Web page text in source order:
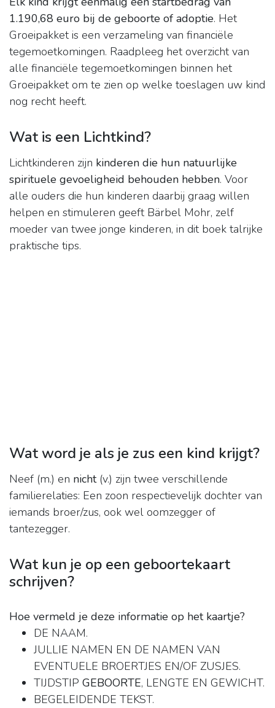
1.190,68 euro bij de geboorte of adoptie. Het
Groeipakket is een verzameling van financiële
tegemoetkomingen. Raadpleeg het overzicht van
alle financiële tegemoetkomingen binnen het
Groeipakket om te zien op welke toeslagen uw kind
nog recht heeft.
Wat is een Lichtkind?
Lichtkinderen zijn kinderen die hun natuurlijke
spirituele gevoeligheid behouden hebben. Voor
alle ouders die hun kinderen daarbij graag willen
helpen en stimuleren geeft Bärbel Mohr, zelf
moeder van twee jonge kinderen, in dit boek talrijke
praktische tips.
Wat word je als je zus een kind krijgt?
Neef (m.) en nicht(v.) zijn twee verschillende
familierelaties: Een zoon respectievelijk dochter van
iemands broer/zus, ook wel oomzegger of
tantezegger.
Wat kun je op een geboortekaart
schrijven?
Hoe vermeld je deze informatie op het kaartje?
DE NAAM.
JULLIE NAMEN EN DE NAMEN VAN
EVENTUELE BROERTJES EN/OF ZUSJES.
TIJDSTIP GEBOORTE, LENGTE EN GEWICHT.
BEGELEIDENDE TEKST.